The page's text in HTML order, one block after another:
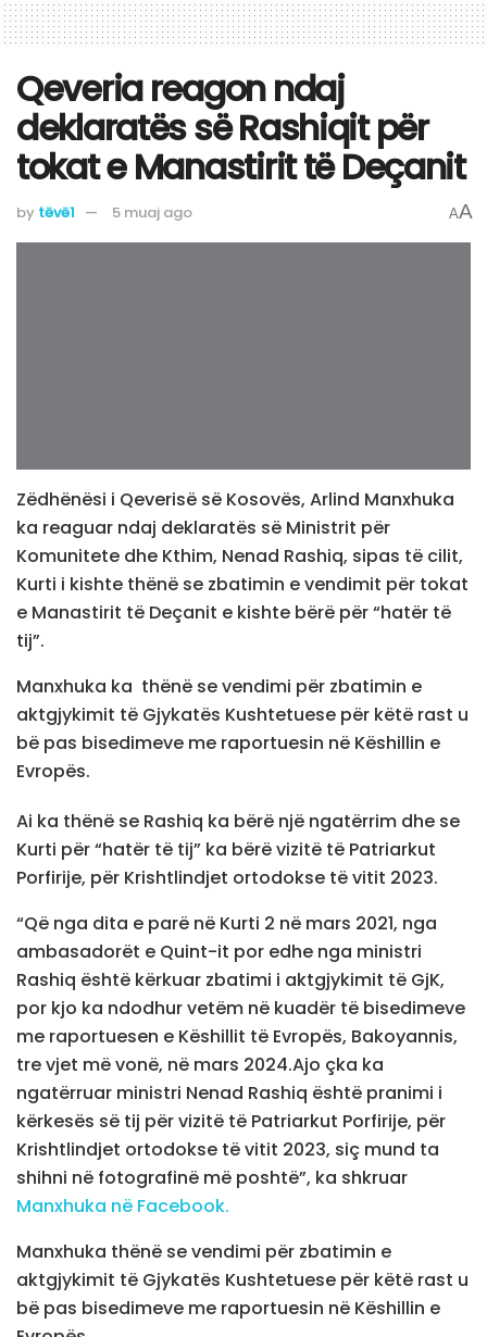
Qeveria reagon ndaj
deklaratës së Rashiqit për
tokat e Manastirit të Deçanit
by tëvë1 5 muaj ago AA
Zëdhënësi i Qeverisë së Kosovës, Arlind Manxhuka
ka reaguar ndaj deklaratës së Ministrit për
Komunitete dhe Kthim, Nenad Rashiq, sipas të cilit,
Kurti i kishte thënë se zbatimin e vendimit për tokat
e Manastirit të Deçanit e kishte bërë për “hatër të
tij”.
Manxhuka ka thënë se vendimi për zbatimin e
aktgjykimit të Gjykatës Kushtetuese për këtë rast u
bë pas bisedimeve me raportuesin në Këshillin e
Evropës.
Ai ka thënë se Rashiq ka bërë një ngatërrim dhe se
Kurti për “hatër të tij” ka bërë vizitë të Patriarkut
Porfirije, për Krishtlindjet ortodokse të vitit 2023.
“Që nga dita e parë në Kurti 2 në mars 2021, nga
ambasadorët e Quint-it por edhe nga ministri
Rashiq është kërkuar zbatimi i aktgjykimit të GjK,
por kjo ka ndodhur vetëm në kuadër të bisedimeve
me raportuesen e Këshillit të Evropës, Bakoyannis,
tre vjet më vonë, në mars 2024.Ajo çka ka
ngatërruar ministri Nenad Rashiq është pranimi i
kërkesës së tij për vizitë të Patriarkut Porfirije, për
Krishtlindjet ortodokse të vitit 2023, siç mund ta
shihni në fotografinë më poshtë”, ka shkruar
Manxhuka në Facebook.
Manxhuka thënë se vendimi për zbatimin e
aktgjykimit të Gjykatës Kushtetuese për këtë rast u
bë pas bisedimeve me raportuesin në Këshillin e